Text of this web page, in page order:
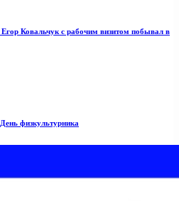
Ковальчук с рабочим визитом побывал в
физкультурника